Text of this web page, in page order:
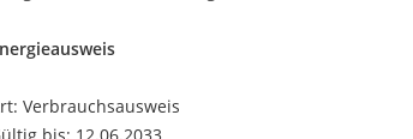
Verbrauchsausweis